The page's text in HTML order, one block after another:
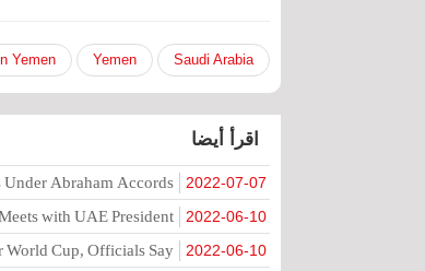
Saudi Arabia
Yemen
Yemen
اقرأ أيضا
2022-07-07
Under Abraham Accords
2022-06-10
with UAE President
2022-06-10
World Cup, Officials Say